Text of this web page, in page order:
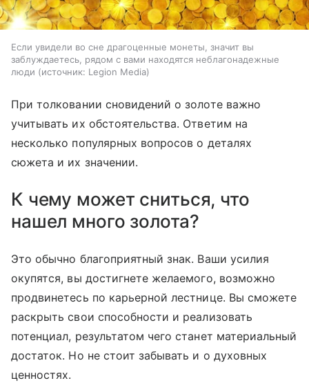
Если увидели во сне драгоценные монеты, значит вы
заблуждаетесь, рядом с вами находятся неблагонадежные
люди
источник: Legion Media
При толковании сновидений о золоте важно
учитывать их обстоятельства. Ответим на
несколько популярных вопросов о деталях
сюжета и их значении.
К чему может сниться, что
нашел много золота?
Это обычно благоприятный знак. Ваши усилия
окупятся, вы достигнете желаемого, возможно
продвинетесь по карьерной лестнице. Вы сможете
раскрыть свои способности и реализовать
потенциал, результатом чего станет материальный
достаток. Но не стоит забывать и о духовных
ценностях.